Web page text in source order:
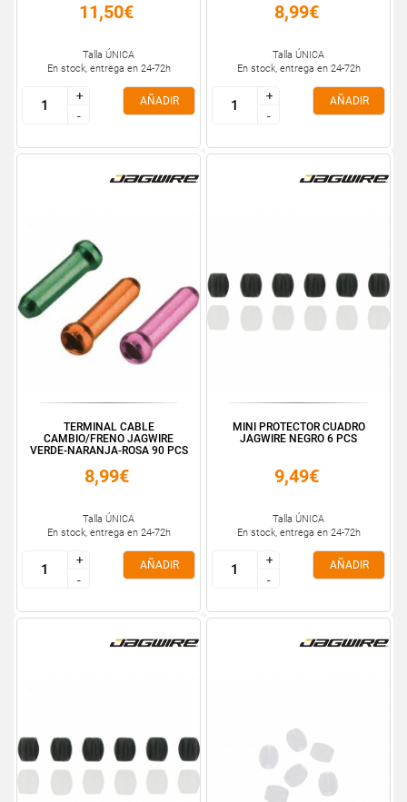
11,50€
Talla ÚNICA
En stock, entrega en 24-72h
+
-
+
-
AÑADIR
8,99€
Talla ÚNICA
En stock, entrega en 24-72h
+
-
+
-
AÑADIR
TERMINAL CABLE
CAMBIO/FRENO JAGWIRE
VERDE-NARANJA-ROSA 90 PCS
8,99€
Talla ÚNICA
En stock, entrega en 24-72h
+
-
+
-
AÑADIR
MINI PROTECTOR CUADRO
JAGWIRE NEGRO 6 PCS
9,49€
Talla ÚNICA
En stock, entrega en 24-72h
+
-
+
-
AÑADIR